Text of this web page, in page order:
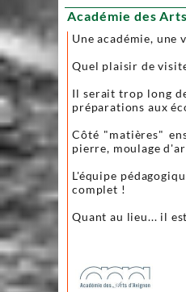
Académie des
Une académie, une
Quel plaisir de
Il serait trop long
préparations aux
Côté "matières"
pierre, moulage
L'équipe
complet !
Quant au lieu... il